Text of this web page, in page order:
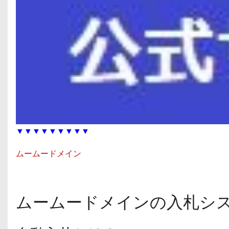
▼▼▼▼▼▼▼▼▼
ムームードメイン
ムームードメインの入札シ